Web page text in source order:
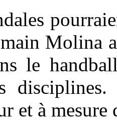
Molina
le
et à mesure